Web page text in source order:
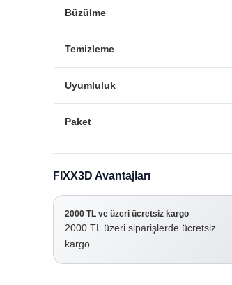
Büzülme
Temizleme
Uyumluluk
Paket
FIXX3D Avantajları
2000 TL ve üzeri ücretsiz kargo
2000 TL üzeri siparişlerde ücretsiz
kargo.